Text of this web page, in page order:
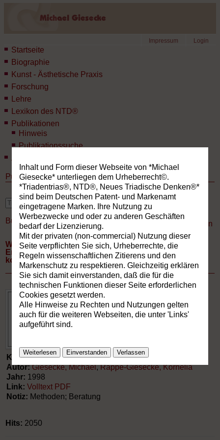
Login
Impressum
Startseite
Biographie
Kunst - Ästhetische Praxis
Forschung
Lehre
Lexikon des NTD®
Publikationen
Hinweis
Publikationssuche
Aktuelles
Publikationen
Buchverzeichnis» Aufsätze Drucken
Was kann man aus dem gegenwärtigen
Entwicklungsstand der Beratung für die Gestaltung
kommunikativer Sozialforschung lernen?
Kategorie:Aufsätze
Autor:Giesecke, Michael,Rappe-Giesecke, Kornelia
Jahr: 1998
Link: Volltext PDF
Notiz: Methoden; Beratung
Hits: 2050
Inhalt und Form dieser Webseite von *Michael
Giesecke* unterliegen dem Urheberrecht©.
*Triadentrias®, NTD®, Neues Triadische Denken®*
sind beim Deutschen Patent- und Markenamt
eingetragene Marken. Ihre Nutzung zu
Werbezwecke und oder zu anderen Geschäften
bedarf der Lizenzierung.
Mit der privaten (non-commercial) Nutzung dieser
Seite verpflichten Sie sich, Urheberrechte, die
Regeln wissenschaftlichen Zitierens und den
Markenschutz zu respektieren. Gleichzeitig erklären
Sie sich damit einverstanden, daß die für die
technischen Funktionen dieser Seite erforderlichen
Cookies gesetzt werden.
Alle Hinweise zu Rechten und Nutzungen gelten
auch für die weiteren Webseiten, die unter 'Links'
aufgeführt sind.
Weiterlesen Einverstanden Verlassen